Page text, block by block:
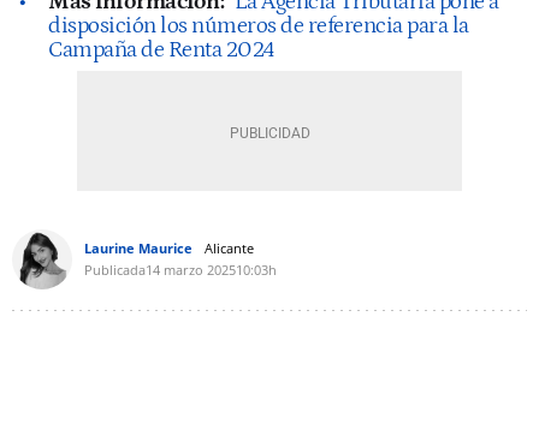
disposición los números de referencia para la
Campaña de Renta 2024
Laurine Maurice
Alicante
Publicada14 marzo 202510:03h